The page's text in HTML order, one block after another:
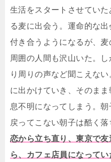
生活をスタートさせてい
る麦に出会う。運命的な
付き合うようになるが、
周囲の人間も沢山いた。
り周りの声など聞こえな
に出かけていき、そのま
息不明になってしまう。朝
戻ってこない朝子は酷く落
恋から立ち直り、東京で
ら、カフェ店員になって